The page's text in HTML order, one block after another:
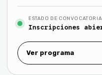
ESTADO DE CONVOCATORIA
Inscripciones
Ver programa